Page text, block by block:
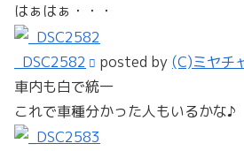
はぁはぁ・・・
_DSC2582 posted by (C)ミヤチ
車内も白で統一
これで車種分かった人もいるかな♪